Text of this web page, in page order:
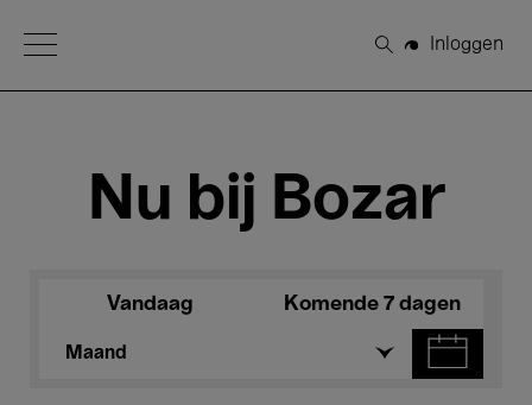
Open Menu
Zoeken
Inloggen
Nu bij Bozar
Vandaag Komende 7 dagen
Maand